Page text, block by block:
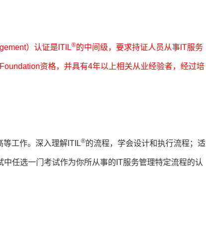
）认证是ITIL®的中间级，要求持证人员从事IT服务
Foundation资格，并具有4年以上相关从业经验者，经过培
工作。深入理解ITIL®的流程，学会设计和执行流程；适
任选一门考试作为你所从事的IT服务管理特定流程的认